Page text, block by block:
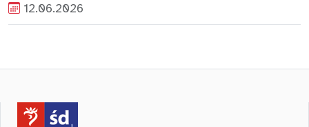
12.06.2026